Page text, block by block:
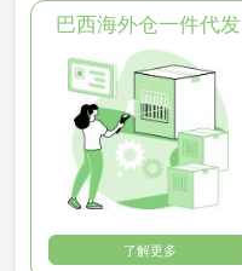
巴西海外仓一件代发
了解更多